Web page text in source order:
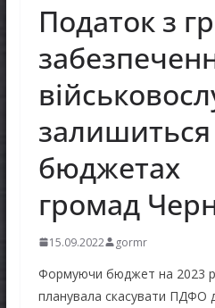
Податок з
залишиться
бюджетах
громад
15.09.2022 gormr
Формуючи бюджет на 2023
планувала скасувати ПДФО